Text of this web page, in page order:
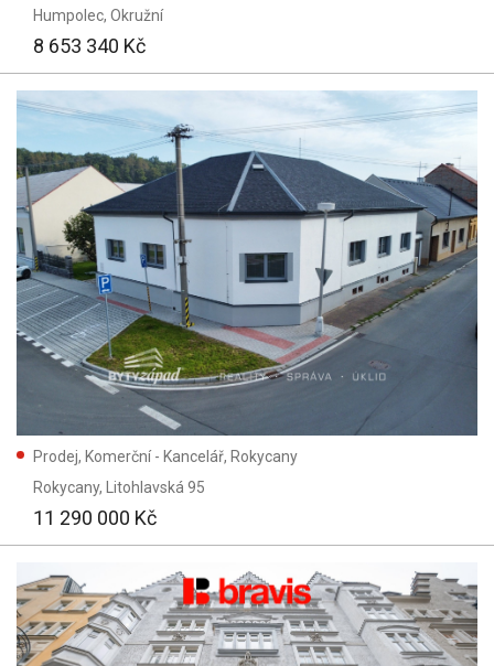
Humpolec, Okružní
8 653 340 Kč
Prodej, Komerční - Kancelář, Rokycany
Rokycany, Litohlavská 95
11 290 000 Kč